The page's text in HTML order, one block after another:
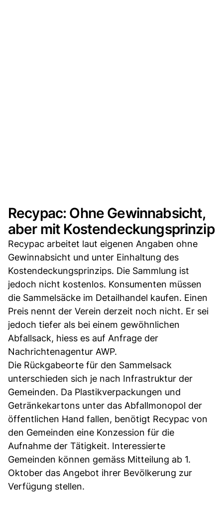
Recypac: Ohne Gewinnabsicht,
aber mit Kostendeckungsprinzip
Recypac arbeitet laut eigenen Angaben ohne
Gewinnabsicht und unter Einhaltung des
Kostendeckungsprinzips. Die Sammlung ist
jedoch nicht kostenlos. Konsumenten müssen
die Sammelsäcke im Detailhandel kaufen. Einen
Preis nennt der Verein derzeit noch nicht. Er sei
jedoch tiefer als bei einem gewöhnlichen
Abfallsack, hiess es auf Anfrage der
Nachrichtenagentur AWP.
Die Rückgabeorte für den Sammelsack
unterschieden sich je nach Infrastruktur der
Gemeinden. Da Plastikverpackungen und
Getränkekartons unter das Abfallmonopol der
öffentlichen Hand fallen, benötigt Recypac von
den Gemeinden eine Konzession für die
Aufnahme der Tätigkeit. Interessierte
Gemeinden können gemäss Mitteilung ab 1.
Oktober das Angebot ihrer Bevölkerung zur
Verfügung stellen.